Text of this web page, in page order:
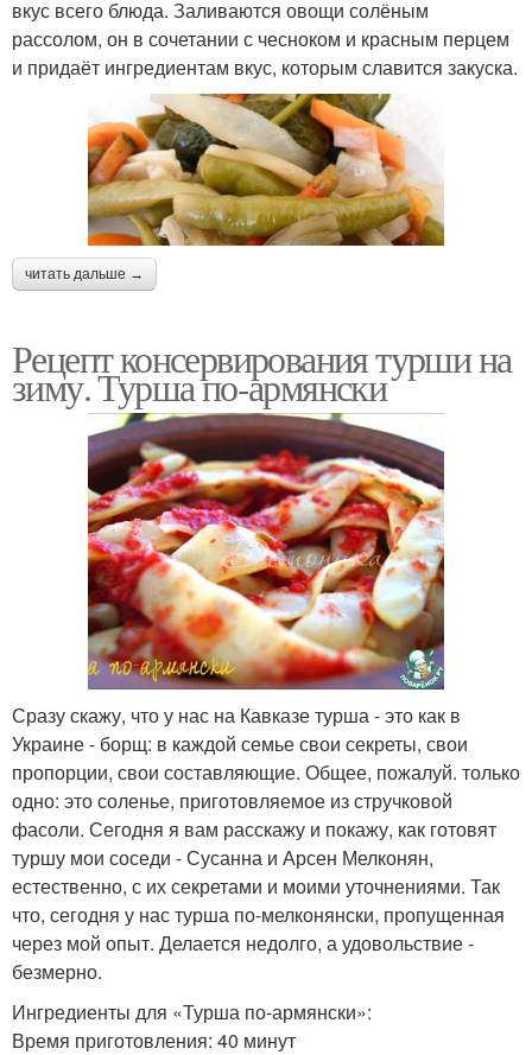
вкус всего блюда. Заливаются овощи солёным
рассолом, он в сочетании с чесноком и красным перцем
и придаёт ингредиентам вкус, которым славится закуска.
читать дальше →
Рецепт консервирования турши на
зиму. Турша по-армянски
Сразу скажу, что у нас на Кавказе турша - это как в
Украине - борщ: в каждой семье свои секреты, свои
пропорции, свои составляющие. Общее, пожалуй. только
одно: это соленье, приготовляемое из стручковой
фасоли. Сегодня я вам расскажу и покажу, как готовят
туршу мои соседи - Сусанна и Арсен Мелконян,
естественно, с их секретами и моими уточнениями. Так
что, сегодня у нас турша по-мелконянски, пропущенная
через мой опыт. Делается недолго, а удовольствие -
безмерно.
Ингредиенты для «Турша по-армянски»:
Время приготовления: 40 минут